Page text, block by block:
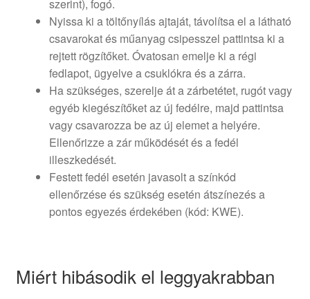
szerint), fogó.
Nyissa ki a töltőnyílás ajtaját, távolítsa el a látható
csavarokat és műanyag csipesszel pattintsa ki a
rejtett rögzítőket. Óvatosan emelje ki a régi
fedlapot, ügyelve a csuklókra és a zárra.
Ha szükséges, szerelje át a zárbetétet, rugót vagy
egyéb kiegészítőket az új fedélre, majd pattintsa
vagy csavarozza be az új elemet a helyére.
Ellenőrizze a zár működését és a fedél
illeszkedését.
Festett fedél esetén javasolt a színkód
ellenőrzése és szükség esetén átszínezés a
pontos egyezés érdekében (kód: KWE).
Miért hibásodik el leggyakrabban